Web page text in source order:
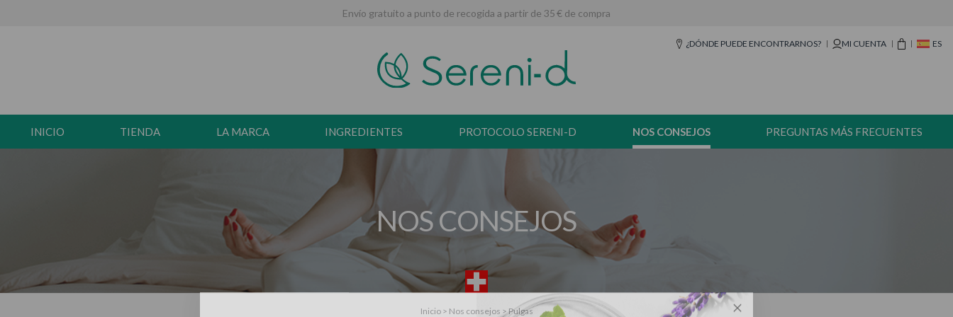
Envío gratuito a punto de recogida a partir de 35 € de compra
¿DÓNDE PUEDE ENCONTRARNOS? MI CUENTA ES
INICIO TIENDA LA MARCA INGREDIENTES PROTOCOLO SERENI-D NOS CONSEJOS PREGUNTAS MÁS FRECUENTES
NOS CONSEJOS
Inicio> Nos consejos > Pulgas